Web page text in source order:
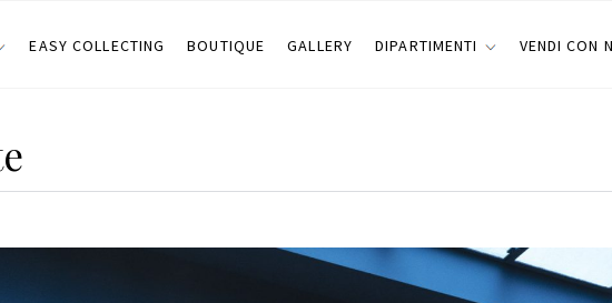
EASY COLLECTING BOUTIQUE GALLERY DIPARTIMENTI VENDI CON